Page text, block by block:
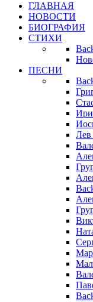
ГЛАВНАЯ
НОВОСТИ
БИОГРАФИЯ
СТИХИ
ПЕСНИ